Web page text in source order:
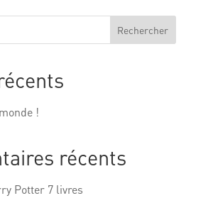
Rechercher
!
récents
Potter 7 livres